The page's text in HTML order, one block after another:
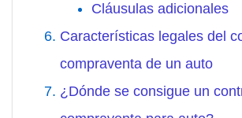
Cláusulas adicionales
Características legales del
compraventa de un auto
¿Dónde se consigue un